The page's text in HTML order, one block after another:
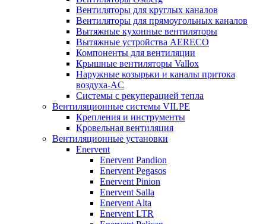
Вентиляторы для круглых каналов
Вентиляторы для прямоугольных каналов
Вытяжные кухонные вентиляторы
Вытяжные устройства AERECO
Компоненты для вентиляции
Крышные вентиляторы Vallox
Наружные козырьки и каналы притока
воздуха-AC
Системы с рекуперацией тепла
Вентиляционные системы VILPE
Крепления и инструменты
Кровельная вентиляция
Вентиляционные установки
Enervent
Enervent Pandion
Enervent Pegasos
Enervent Pinion
Enervent Salla
Enervent Alta
Enervent LTR